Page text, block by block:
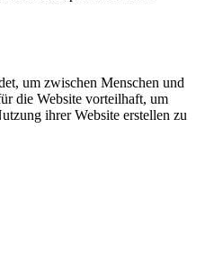
um zwischen Menschen und
die Website vorteilhaft, um
ihrer Website erstellen zu